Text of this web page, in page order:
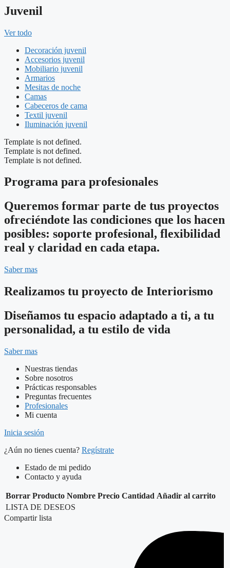
Juvenil
Ver todo
Decoración juvenil
Accesorios juvenil
Mobiliario juvenil
Armarios
Mesitas de noche
Camas
Cabeceros de cama
Textil juvenil
Iluminación juvenil
Template is not defined.
Template is not defined.
Template is not defined.
Programa para profesionales
Queremos formar parte de tus proyectos
ofreciéndote las condiciones que los hacen
posibles: soporte profesional, flexibilidad
real y claridad en cada etapa.
Saber mas
Realizamos tu proyecto de Interiorismo
Diseñamos tu espacio adaptado a ti, a tu
personalidad, a tu estilo de vida
Saber mas
Nuestras tiendas
Sobre nosotros
Prácticas responsables
Preguntas frecuentes
Profesionales
Mi cuenta
Inicia sesión
¿Aún no tienes cuenta? Regístrate
Estado de mi pedido
Contacto y ayuda
Borrar Producto Nombre Precio Cantidad Añadir al carrito
LISTA DE DESEOS
Compartir lista